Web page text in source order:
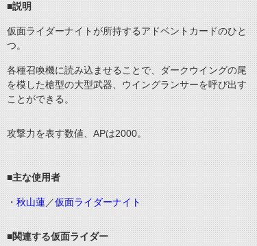
■説明
仮面ライダーナイトが所持するアドベントカードのひと
つ。
各種召喚機に読み込ませることで、ダークウイングの尾
を模した槍型の大型武器、ウイングランサーを呼び出す
ことができる。
攻撃力を表す数値、APは2000。
■主な使用者
・ 秋山蓮／仮面ライダーナイト
■関連する仮面ライダー